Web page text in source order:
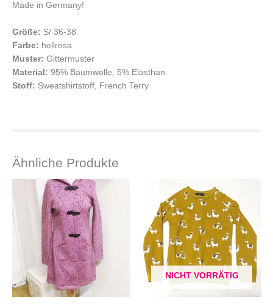
Made in Germany!
Größe: S/ 36-38
Farbe: hellrosa
Muster: Gittermuster
Material: 95% Baumwolle, 5% Elasthan
Stoff: Sweatshirtstoff, French Terry
Ähnliche Produkte
NICHT VORRÄTIG